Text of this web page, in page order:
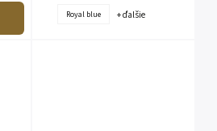
Royal blue + ďalšie